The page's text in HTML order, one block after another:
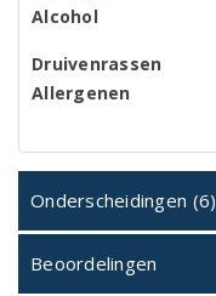
Alcohol
Druivenrassen
Allergenen
Onderscheidingen (6)
Beoordelingen